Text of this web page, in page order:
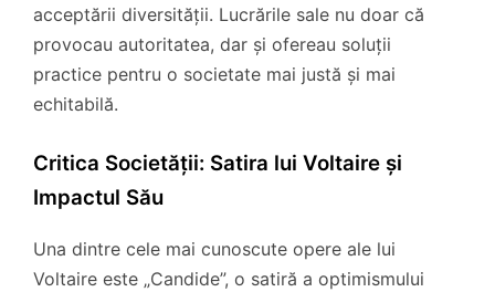
acceptării diversității. Lucrările sale nu doar că
provocau autoritatea, dar și ofereau soluții
practice pentru o societate mai justă și mai
echitabilă.
Critica Societății: Satira lui Voltaire și
Impactul Său
Una dintre cele mai cunoscute opere ale lui
Voltaire este „Candide”, o satiră a optimismului